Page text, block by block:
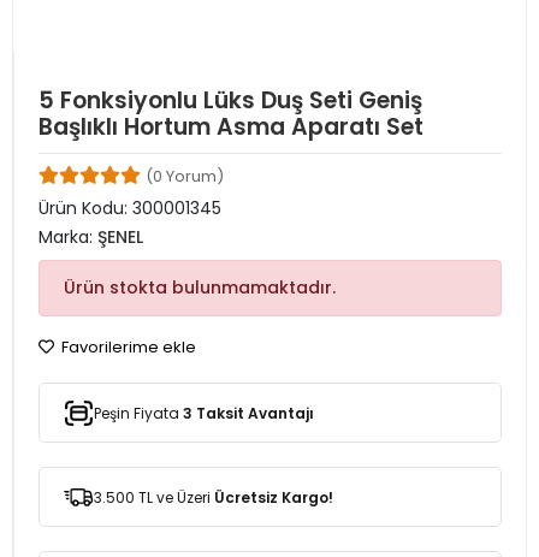
5 Fonksiyonlu Lüks Duş Seti Geniş
Başlıklı Hortum Asma Aparatı Set
(0 Yorum)
Ürün Kodu: 300001345
Marka: ŞENEL
Ürün stokta bulunmamaktadır.
Favorilerime ekle
Peşin Fiyata 3 Taksit Avantajı
3.500 TL ve Üzeri Ücretsiz Kargo!